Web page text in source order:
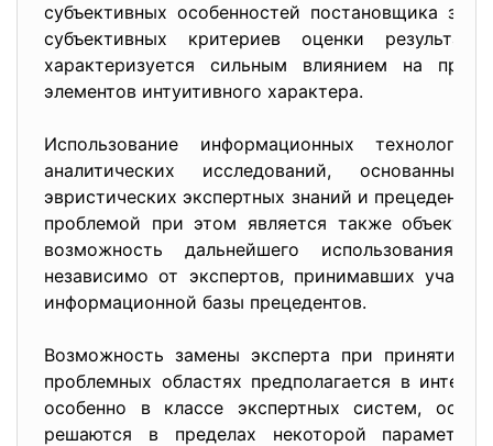
субъективных особенностей постановщика
субъективных критериев оценки
характеризуется сильным влиянием на
элементов интуитивного характера.
Использование информационных
аналитических исследований,
эвристических экспертных знаний и
проблемой при этом является также
возможность дальнейшего использования
независимо от экспертов, принимавших
информационной базы прецедентов.
Возможность замены эксперта при принятии
проблемных областях предполагается в
особенно в классе экспертных систем,
решаются в пределах некоторой